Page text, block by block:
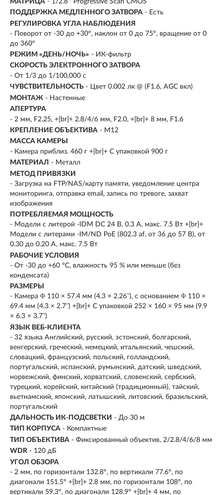
ПОДДЕРЖКА МЕДЛЕННОГО ЗАТВОРА - Есть
РЕГУЛИРОВКА УГЛА НАБЛЮДЕНИЯ
- Поворот от -30 до +30°, наклон от 0 до 75°, вращение от 0
до 360°
РЕЖИМ «ДЕНЬ/НОЧЬ» - ИК-фильтр
СКОРОСТЬ ЭЛЕКТРОННОГО ЗАТВОРА
- От 1/3 до 1/100,000 с
ЧУВСТВИТЕЛЬНОСТЬ - Цвет 0.002 лк @ (F1.6, AGC вкл)
МОНТАЖ - Настенные
АПЕРТУРА
- 2 мм, F2.25, +[br]+ 2.8/4/6 мм, F2.0, +[br]+ 8 мм, F1.6
КРЕПЛЕНИЕ ОБЪЕКТИВА - M12
МАССА КАМЕРЫ
- Камера приблиз. 460 г +[br]+ С упаковкой 900 г
МАТЕРИАЛ - Металл
МЕТОД ПРИВЯЗКИ
- Загрузка на FTP/NAS/карту памяти, уведомление центра
мониторинга, отправка email, запись по тревоге, захват
изображения
ПОТРЕБЛЯЕМАЯ МОЩНОСТЬ
- Модели с литерой -IDM DC 24 В, 0.3 A, макс. 7.5 Вт +[br]+
Модели с литерами -IM/ND PoE (802.3 af, от 36 до 57 В), от
0.30 до 0.20 A, макс. 7.5 Вт
РАБОЧИЕ УСЛОВИЯ
- От -30 до +60 °C, влажность 95 % или меньше (без
конденсата)
РАЗМЕРЫ
- Камера Φ 110 × 57.4 мм (4.3 × 2.26ʺ), с основанием Φ 110 ×
69.4 мм (4.3 × 2.7ʺ) +[br]+ С упаковкой 252 × 160 × 95 мм (9.9
× 6.3 × 3.7ʺ)
ЯЗЫК ВЕБ-КЛИЕНТА
- 32 языка Английский, русский, эстонский, болгарский,
венгерский, греческий, немецкий, итальянский, чешский,
словацкий, французский, польский, голландский,
португальский, испанский, румынский, датский, шведский,
норвежский, финский, хорватский, словенский, сербский,
турецкий, корейский, китайский (традиционный), тайский,
вьетнамский, японский, латышский, литовский, бразильский,
португальский
ДАЛЬНОСТЬ ИК-ПОДСВЕТКИ - До 30 м
ТИП КОРПУСА - Компактные
ТИП ОБЪЕКТИВА - Фиксированный объектив, 2/2.8/4/6/8 мм
WDR - 120 дБ
УГОЛ ОБЗОРА
- 2 мм, по горизонтали 132.8°, по вертикали 77.6°, по
диагонали 151.5° +[br]+ 2.8 мм, по горизонтали 108°, по
вертикали 59.3°, по диагонали 128.9° +[br]+ 4 мм, по